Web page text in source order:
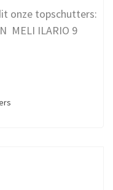
onze topschutters:
MELI ILARIO 9